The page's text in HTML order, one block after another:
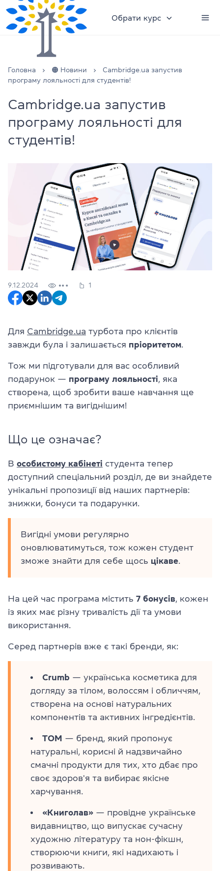
Обрати курс
Головна 🟠 Новини
Cambridge.ua запустив
програму лояльності для студентів!
Cambridge.ua запустив
програму лояльності для
студентів!
9.12.2024 1
Для Cambridge.ua турбота про клієнтів
завжди була і залишається пріоритетом.
Тож ми підготували для вас особливий
подарунок — програму лояльності, яка
створена, щоб зробити ваше навчання ще
приємнішим та вигіднішим!
Що це означає?
В особистому кабінеті студента тепер
доступний спеціальний розділ, де ви знайдете
унікальні пропозиції від наших партнерів:
знижки, бонуси та подарунки.
Вигідні умови регулярно
оновлюватимуться, тож кожен студент
зможе знайти для себе щось цікаве.
На цей час програма містить 7 бонусів, кожен
із яких має різну тривалість дії та умови
використання.
Серед партнерів вже є такі бренди, як:
Crumb — українська косметика для
догляду за тілом, волоссям і обличчям,
створена на основі натуральних
компонентів та активних інгредієнтів.
TOM — бренд, який пропонує
натуральні, корисні й надзвичайно
смачні продукти для тих, хто дбає про
своє здоров'я та вибирає якісне
харчування.
«Книголав» — провідне українське
видавництво, що випускає сучасну
художню літературу та нон-фікшн,
створюючи книги, які надихають і
розвивають.